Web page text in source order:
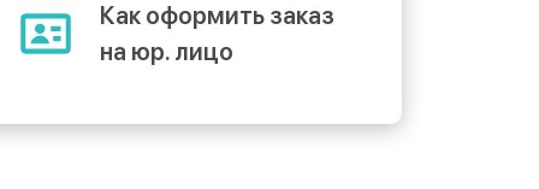
Как оформить заказ
на юр. лицо